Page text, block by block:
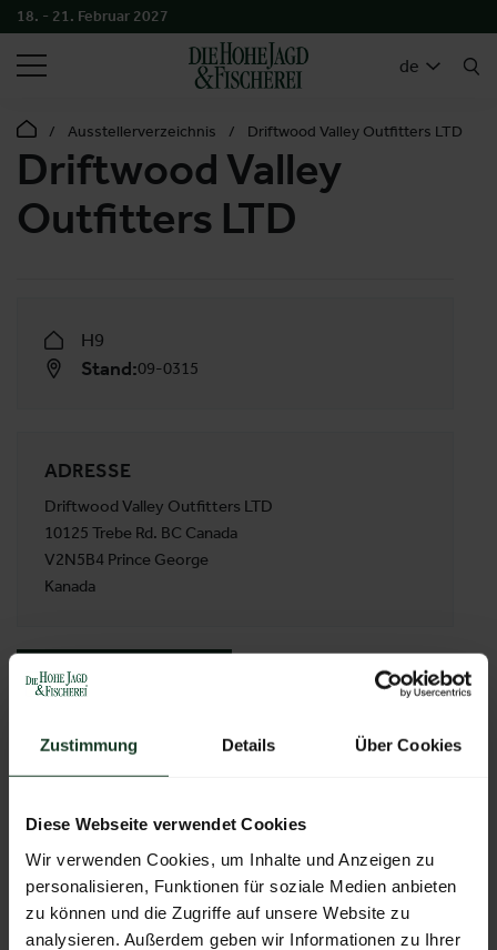
Zustimmung Details Über Cookies
Diese Webseite verwendet Cookies
Wir verwenden Cookies, um Inhalte und Anzeigen zu
personalisieren, Funktionen für soziale Medien anbieten
zu können und die Zugriffe auf unsere Website zu
analysieren. Außerdem geben wir Informationen zu Ihrer
18. - 21. Februar 2027
de
SUCHEN
Ausstellerverzeichnis Driftwood Valley Outfitters LTD
Driftwood Valley
Outfitters LTD
H9
Stand:09-0315
ADRESSE
Driftwood Valley Outfitters LTD
10125 Trebe Rd. BC Canada
V2N5B4 Prince George
Kanada
ZUR ÜBERSICHT